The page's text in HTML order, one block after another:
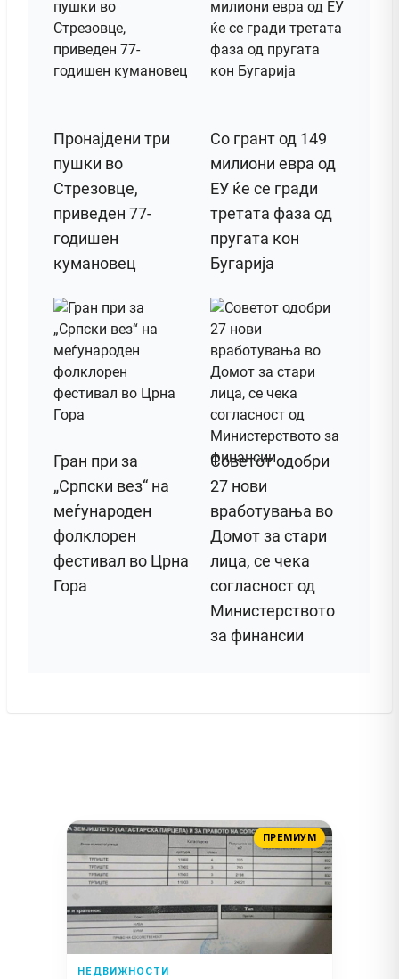
Пронајдени три
пушки во
Стрезовце,
приведен 77-
годишен
кумановец
Со грант од 149
милиони евра од
ЕУ ќе се гради
третата фаза од
пругата кон
Бугарија
Гран при за
„Српски вез“ на
меѓународен
фолклорен
фестивал во Црна
Гора
Советот одобри
27 нови
вработувања во
Домот за стари
лица, се чека
согласност од
Министерството
за финансии
ПРЕМИУМ
НЕДВИЖНОСТИ